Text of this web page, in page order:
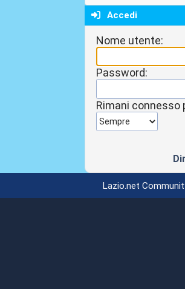
Accedi
Nome utente:
Password:
Rimani connesso
Lazio.net